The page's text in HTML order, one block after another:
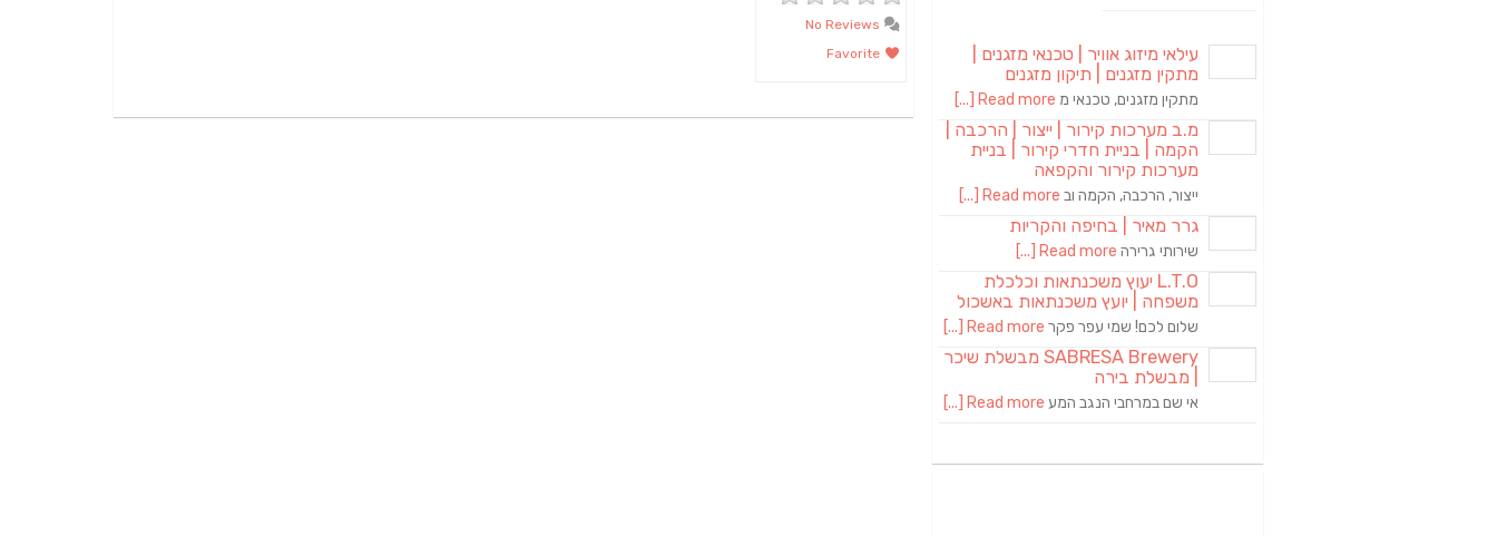
עילאי מיזוג אוויר | טכנאי מזגנים |
מתקין מזגנים | תיקון מזגנים
מתקין מזגנים, טכנאי מ Read more [...]
מ.ב מערכות קירור | ייצור | הרכבה |
הקמה | בניית חדרי קירור | בניית
מערכות קירור והקפאה
ייצור, הרכבה, הקמה וב Read more [...]
גרר מאיר | בחיפה והקריות
שירותי גרירה Read more [...]
L.T.O יעוץ משכנתאות וכלכלת
משפחה | יועץ משכנתאות באשכול
שלום לכם! שמי עפר פקר Read more [...]
SABRESA Brewery מבשלת שיכר
| מבשלת בירה
אי שם במרחבי הנגב המע Read more [...]